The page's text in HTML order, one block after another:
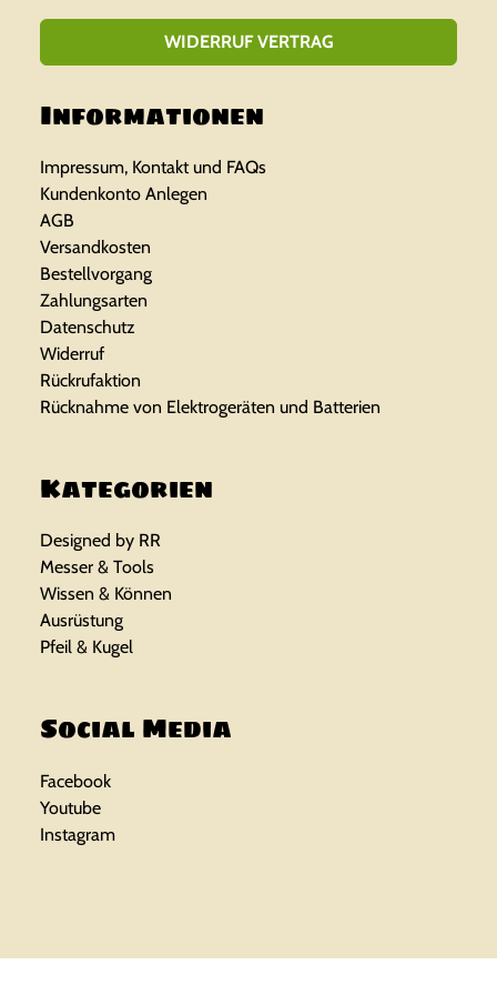
WIDERRUF VERTRAG
Informationen
Impressum, Kontakt und FAQs
Kundenkonto Anlegen
AGB
Versandkosten
Bestellvorgang
Zahlungsarten
Datenschutz
Widerruf
Rückrufaktion
Rücknahme von Elektrogeräten und Batterien
Kategorien
Designed by RR
Messer & Tools
Wissen & Können
Ausrüstung
Pfeil & Kugel
Social Media
Facebook
Youtube
Instagram